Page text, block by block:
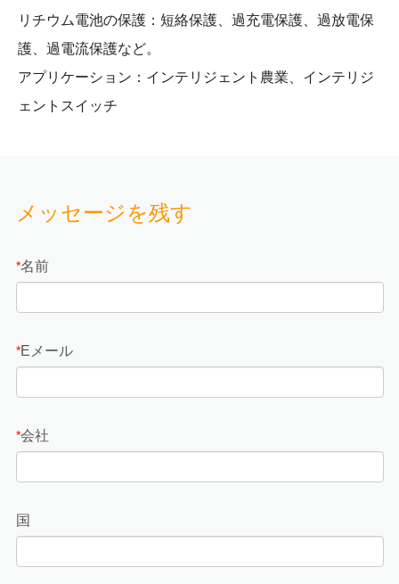
リチウム電池の保護：短絡保護、過充電保護、過放電保
護、過電流保護など。
アプリケーション：インテリジェント農業、インテリジ
ェントスイッチ
メッセージを残す
*名前
*Eメール
*会社
国